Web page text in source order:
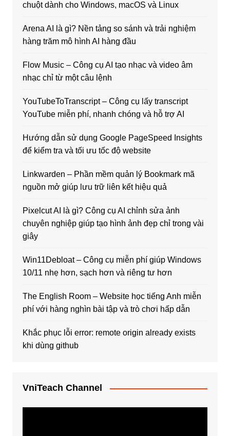
chuột dành cho Windows, macOS và Linux
Arena AI là gì? Nền tảng so sánh và trải nghiệm
hàng trăm mô hình AI hàng đầu
Flow Music – Công cụ AI tạo nhạc và video âm
nhạc chỉ từ một câu lệnh
YouTubeToTranscript – Công cụ lấy transcript
YouTube miễn phí, nhanh chóng và hỗ trợ AI
Hướng dẫn sử dụng Google PageSpeed Insights
để kiểm tra và tối ưu tốc độ website
Linkwarden – Phần mềm quản lý Bookmark mã
nguồn mở giúp lưu trữ liên kết hiệu quả
Pixelcut AI là gì? Công cụ AI chỉnh sửa ảnh
chuyên nghiệp giúp tạo hình ảnh đẹp chỉ trong vài
giây
Win11Debloat – Công cụ miễn phí giúp Windows
10/11 nhẹ hơn, sạch hơn và riêng tư hơn
The English Room – Website học tiếng Anh miễn
phí với hàng nghìn bài tập và trò chơi hấp dẫn
Khắc phục lỗi error: remote origin already exists
khi dùng github
VniTeach Channel